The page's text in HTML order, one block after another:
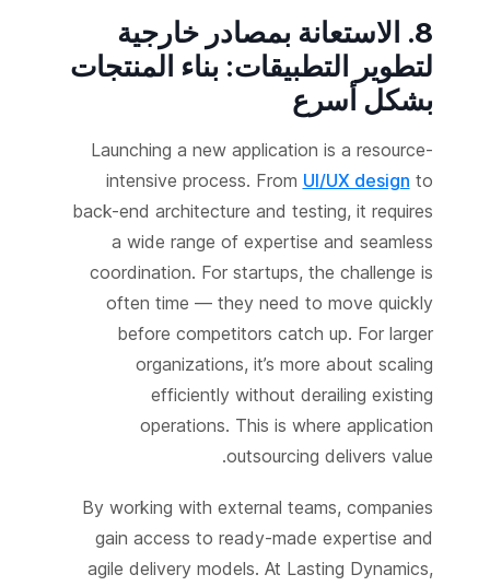
8. الاستعانة بمصادر خارجية
لتطوير التطبيقات: بناء المنتجات
بشكل أسرع
Launching a new application is a resource-
intensive process. From UI/UX design to
back-end architecture and testing, it requires
a wide range of expertise and seamless
coordination. For startups, the challenge is
often time — they need to move quickly
before competitors catch up. For larger
organizations, it’s more about scaling
efficiently without derailing existing
operations. This is where application
outsourcing delivers value.
By working with external teams, companies
gain access to ready-made expertise and
agile delivery models. At Lasting Dynamics,